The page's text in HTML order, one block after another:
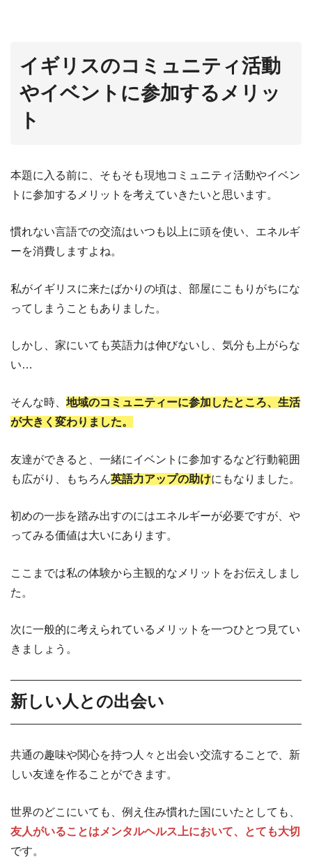
イギリスのコミュニティ活動
やイベントに参加するメリッ
ト
本題に入る前に、そもそも現地コミュニティ活動やイベン
トに参加するメリットを考えていきたいと思います。
慣れない言語での交流はいつも以上に頭を使い、エネルギ
ーを消費しますよね。
私がイギリスに来たばかりの頃は、部屋にこもりがちにな
ってしまうこともありました。
しかし、家にいても英語力は伸びないし、気分も上がらな
い…
そんな時、 地域のコミュニティーに参加したところ、生活
が大きく変わりました。
友達ができると、一緒にイベントに参加するなど行動範囲
も広がり、もちろん英語力アップの助けにもなりました。
初めの一歩を踏み出すのにはエネルギーが必要ですが、や
ってみる価値は大いにあります。
ここまでは私の体験から主観的なメリットをお伝えしまし
た。
次に一般的に考えられているメリットを一つひとつ見てい
きましょう。
新しい人との出会い
共通の趣味や関心を持つ人々と出会い交流することで、新
しい友達を作ることができます。
世界のどこにいても、例え住み慣れた国にいたとしても、
友人がいることはメンタルヘルス上において、とても大切
です。